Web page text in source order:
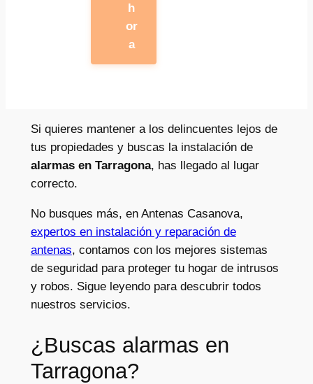
h
or
a
Si quieres mantener a los delincuentes lejos de
tus propiedades y buscas la instalación de
alarmas en Tarragona, has llegado al lugar
correcto.
No busques más, en Antenas Casanova,
expertos en instalación y reparación de
antenas, contamos con los mejores sistemas
de seguridad para proteger tu hogar de intrusos
y robos. Sigue leyendo para descubrir todos
nuestros servicios.
¿Buscas alarmas en
Tarragona?